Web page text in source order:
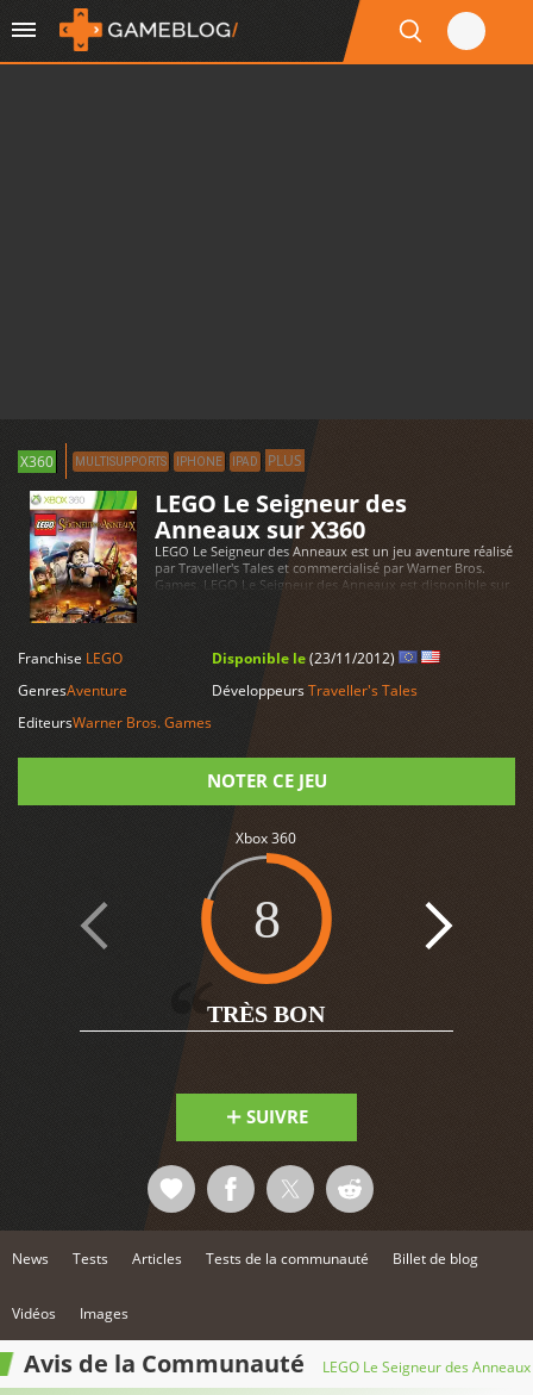
X360 MULTISUPPORTS IPHONE IPAD PLUS
LEGO Le Seigneur des
Anneaux sur X360
LEGO Le Seigneur des Anneaux est un jeu aventure réalisé
par Traveller's Tales et commercialisé par Warner Bros.
Games. LEGO Le Seigneur des Anneaux est disponible sur
Franchise LEGO
GenresAventure
EditeursWarner Bros. Games
Disponible le(23/11/2012)
DéveloppeursTraveller's Tales
NOTER CE JEU
Xbox 360
8
TRÈS BON
SUIVRE
News Tests Articles Tests de la communauté Billet de blog
Vidéos Images
Avis de la Communauté LEGO Le Seigneur des Anneaux